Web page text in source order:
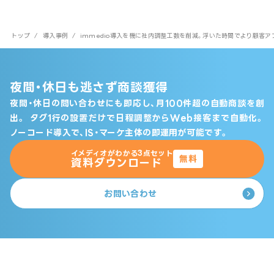
トップ / 導入事例 / immedio導入を機に社内調整工数を削減。浮いた時間でより顧客ア
夜間・休日も逃さず商談獲得
夜間・休日の問い合わせにも即応し、月100件超の自動商談を創
出。
タグ1行の設置だけで日程調整からWeb接客まで自動化。
ノーコード導入で、IS・マーケ主体の即運用が可能です。
イメディオがわかる3点セット
資料ダウンロード 無料
お問い合わせ